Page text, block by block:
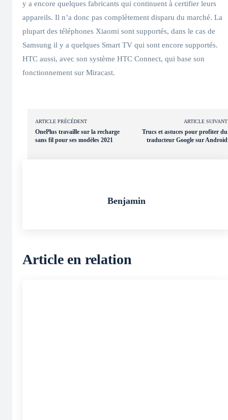
y a encore quelques fabricants qui continuent à certifier leurs
appareils. Il n’a donc pas complètement disparu du marché. La
plupart des téléphones Xiaomi sont supportés, dans le cas de
Samsung il y a quelques Smart TV qui sont encore supportés.
HTC aussi, avec son système HTC Connect, qui base son
fonctionnement sur Miracast.
ARTICLE PRÉCÉDENT
OnePlus travaille sur la recharge
sans fil pour ses modèles 2021
ARTICLE SUIVANT
Trucs et astuces pour profiter du
traducteur Google sur Android
Benjamin
Article en relation